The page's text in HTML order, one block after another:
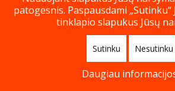
© Katalikų Tradicija
Į viršų
patogesnis. Paspausdami
tinklapio slapukus Jūsų
Sutinku Nesutinku
Daugiau